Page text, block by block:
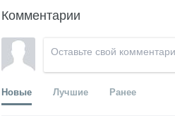
Комментарии
Новые Лучшие Ранее